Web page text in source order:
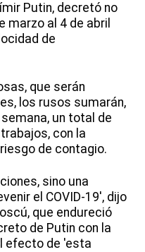
Putin, decretó no
marzo al 4 de abril
de
que serán
los rusos sumarán,
un total de
con la
de contagio.
sino una
el COVID-19', dijo
que endureció
de Putin con la
efecto de 'esta